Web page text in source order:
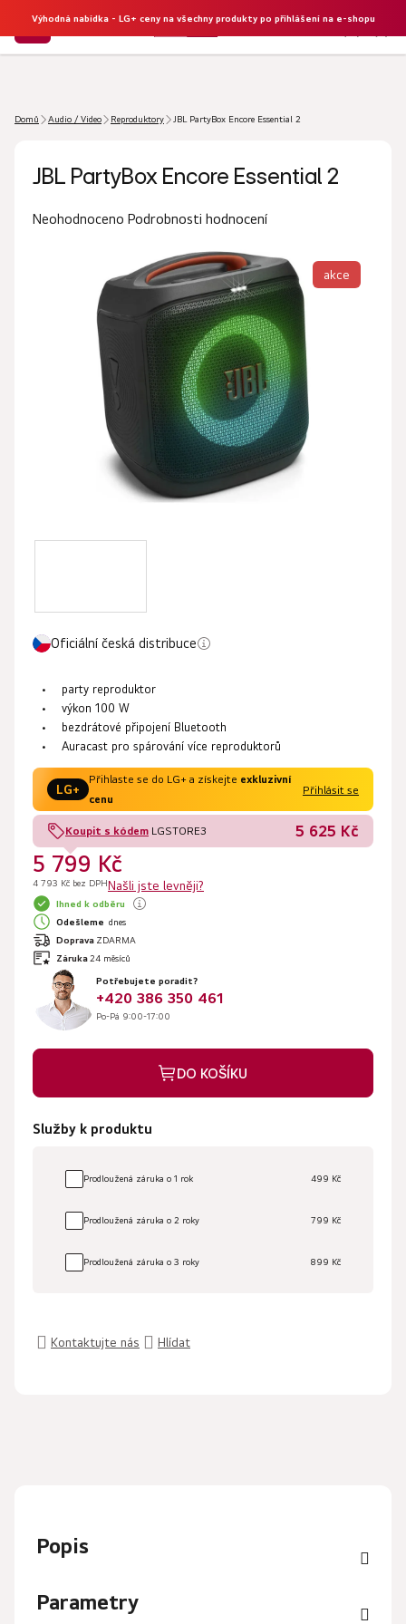
Výhodná nabídka - LG+ ceny na všechny produkty po přihlášení na e-shopu
Hledat
Domů Audio / Video Reproduktory JBL PartyBox Encore Essential 2
Oficiální česká distribuce
party reproduktor
výkon 100 W
bezdrátové připojení Bluetooth
Auracast pro spárování více reproduktorů
LG+
Přihlaste se do LG+ a získejte exkluzivní
cenu
Přihlásit se
Koupit s kódem LGSTORE3 5 625 Kč
5 799 Kč
4 793 Kč bez DPHNašli jste levněji?
Ihned k odběru
Odešleme dnes
Doprava ZDARMA
Záruka 24 měsíců
Potřebujete poradit?
+420 386 350 461
Po-Pá 9:00-17:00
DO KOŠÍKU
Služby k produktu
Prodloužená záruka o 1 rok 499 Kč
Prodloužená záruka o 2 roky 799 Kč
Prodloužená záruka o 3 roky 899 Kč
Kontaktujte nás Hlídat
JBL PartyBox Encore Essential 2
Průměrné
Neohodnoceno Podrobnosti hodnocení
akce
Popis
Parametry